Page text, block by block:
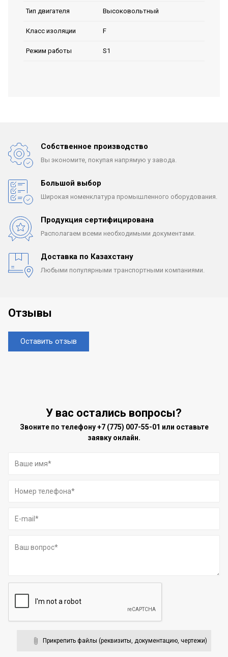
Тип двигателя Высоковольтный
Класс изоляции F
Режим работы S1
Собственное производство
Вы экономите, покупая напрямую у завода.
Большой выбор
Широкая номенклатура промышленного оборудования.
Продукция сертифицирована
Располагаем всеми необходимыми документами.
Доставка по Казахстану
Любыми популярными транспортными компаниями.
Отзывы
Оставить отзыв
У вас остались вопросы?
Звоните по телефону+7 (775) 007-55-01 или оставьте
заявку онлайн.
Прикрепить файлы (реквизиты, документацию, чертежи)